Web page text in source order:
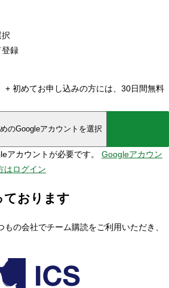
登録
+ 初めてお申し込みの方には、30日間無料
のGoogleアカウントを選択
アカウントが必要です。 Googleアカウン
はログイン
ております
の会社でチーム購読をご利用いただき、